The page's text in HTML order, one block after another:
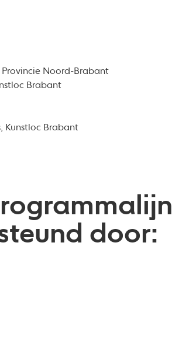
Noord-Brabant
Brabant
Kunstloc Brabant
door: